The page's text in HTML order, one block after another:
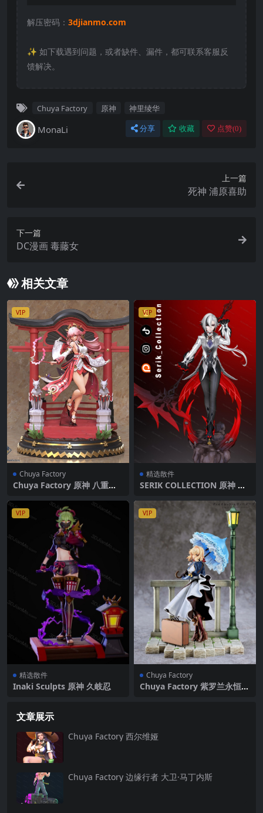
解压密码： 3djianmo.com
✨️ 如下载遇到问题，或者缺件、漏件，都可联系客服反
馈解决。
Chuya Factory 原神 神里绫华
MonaLi 分享 收藏 点赞(0)
上一篇
死神 浦原喜助
下一篇
DC漫画 毒藤女
相关文章
VIP
Chuya Factory
Chuya Factory 原神 八重神
VIP
精选散件
SERIK COLLECTION 原神 阿
VIP
精选散件
Inaki Sculpts 原神 久岐忍
VIP
Chuya Factory
Chuya Factory 紫罗兰永恒花
文章展示
Chuya Factory 西尔维娅
Chuya Factory 边缘行者 大卫·马丁内斯